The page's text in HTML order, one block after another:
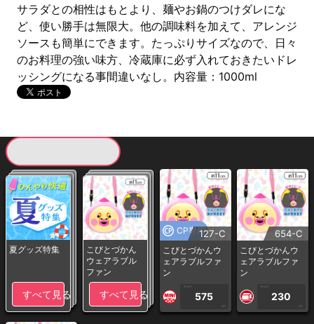
サラダとの相性はもとより、麺やお鍋のつけダレにな
ど、使い勝手は無限大。他の調味料を加えて、アレンジ
ソースも簡単にできます。たっぷりサイズなので、日々
のお料理の強い味方、冷蔵庫に必ず入れておきたいドレ
ッシングになる事間違いなし。内容量：1000ml
夏グッズ特集
すべて見る
こびとづかん
ウェアラブル
ファン
すべて見る
CP専用127-C
こびとづかんウ
ェアラブルファ
ン
1PLAY
575
CP
654-C
こびとづかんウ
ェアラブルファ
ン
1PLAY
230
CP